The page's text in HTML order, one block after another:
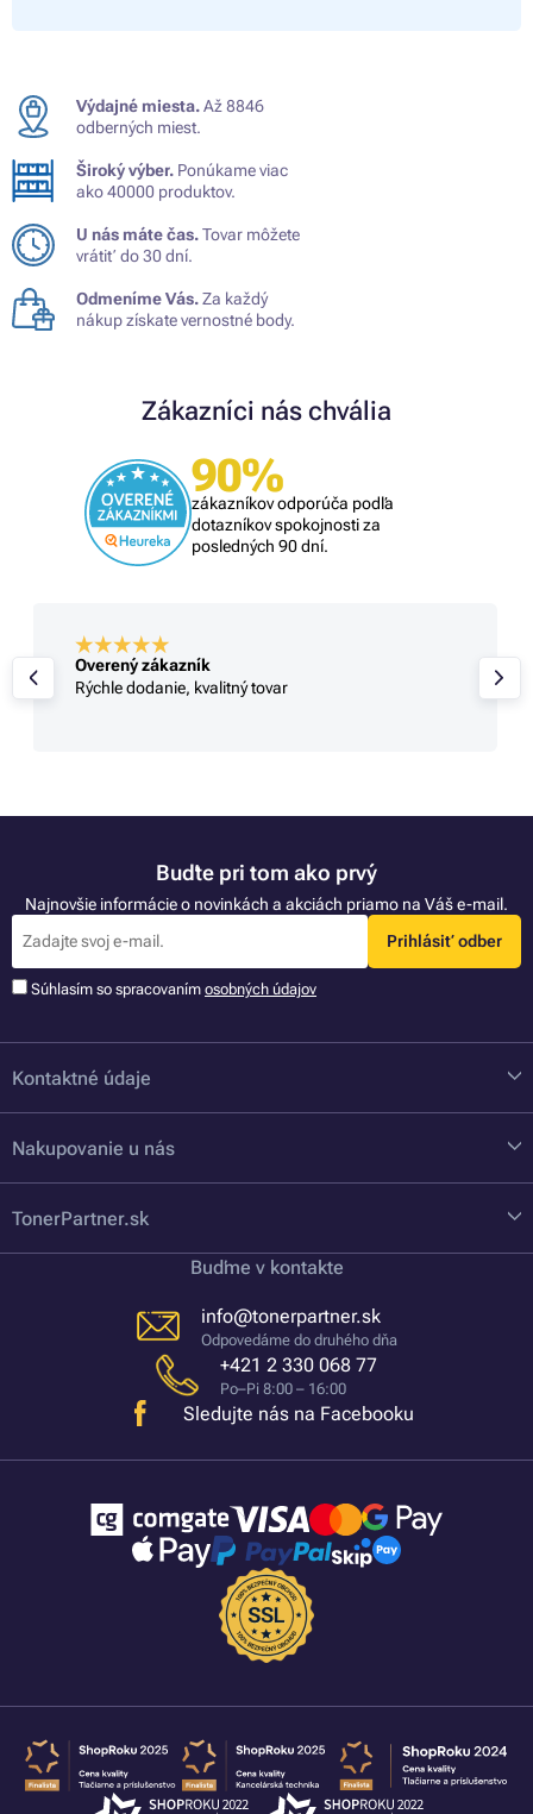
Výdajné miesta.Až 8846
odberných miest.
Široký výber. Ponúkame viac
ako 40000 produktov.
U nás máte čas.Tovar môžete
vrátiť do 30 dní.
Odmeníme Vás.Za každý
nákup získate vernostné body.
Zákazníci nás chvália
90%
zákazníkov odporúča podľa
dotazníkov spokojnosti za
posledných 90 dní.
Overený zákazník
Rýchle dodanie, kvalitný tovar
Buďte pri tom ako prvý
Najnovšie informácie o novinkách a akciách priamo na Váš e-mail.
Prihlásiť odber
Súhlasím so spracovaním osobných údajov
Kontaktné údaje
Nakupovanie u nás
TonerPartner.sk
Buďme v kontakte
info@tonerpartner.sk
Odpovedáme do druhého dňa
+421 2 330 068 77
Po–Pi 8:00 – 16:00
Sledujte nás na Facebooku